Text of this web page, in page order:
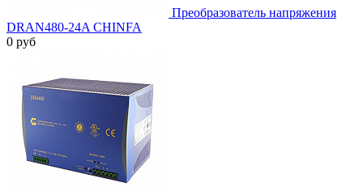
Преобразователь напряжения
DRAN480-24A CHINFA
0 руб